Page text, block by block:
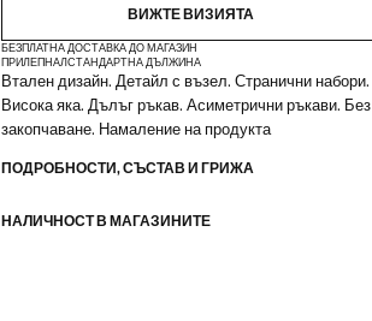
ВИЖТЕ ВИЗИЯТА
БЕЗПЛАТНА ДОСТАВКА ДО МАГАЗИН
ПРИЛЕПНАЛСТАНДАРТНА ДЪЛЖИНА
Втален дизайн. Детайл с възел. Странични набори.
Висока яка. Дълъг ръкав. Асиметрични ръкави. Без
закопчаване. Намаление на продукта
ПОДРОБНОСТИ, СЪСТАВ И ГРИЖА
НАЛИЧНОСТ В МАГАЗИНИТЕ